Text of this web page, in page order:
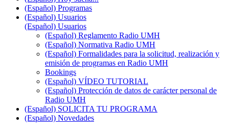
(Español) Programas
(Español) Usuarios
(Español) Usuarios
(Español) Reglamento Radio UMH
(Español) Normativa Radio UMH
(Español) Formalidades para la solicitud, realización y
emisión de programas en Radio UMH
Bookings
(Español) VÍDEO TUTORIAL
(Español) Protección de datos de carácter personal de
Radio UMH
(Español) SOLICITA TU PROGRAMA
(Español) Novedades